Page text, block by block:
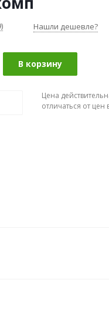
Нашли дешевле?
В корзину
Цена
отличаться от